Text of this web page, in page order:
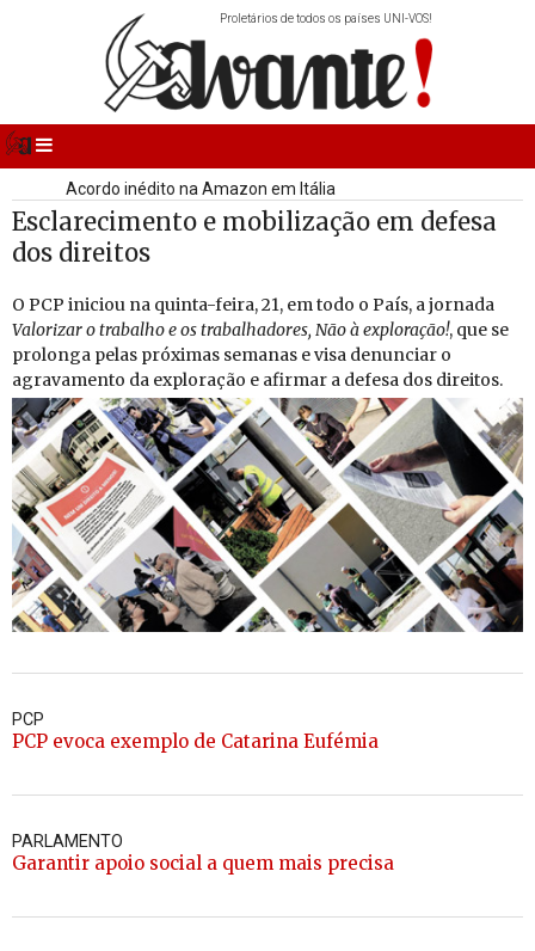
Proletários de todos os países UNI-VOS!
Primeira pessoa a fazer o Báltico a nado
Ossos de mamute descobertos na Bulgária
Acordo inédito na Amazon em Itália
Esclarecimento e mobilização em defesa
dos direitos
O PCP ini­ciou na quinta-feira, 21, em todo o País, a jor­nada
Va­lo­rizar o tra­balho e os tra­ba­lha­dores, Não à ex­plo­ração!, que se
pro­longa pelas pró­ximas se­manas e visa de­nun­ciar o
agra­va­mento da ex­plo­ração e afirmar a de­fesa dos di­reitos.
PCP
PCP evoca exemplo de Catarina Eufémia
PARLAMENTO
Garantir apoio social a quem mais precisa